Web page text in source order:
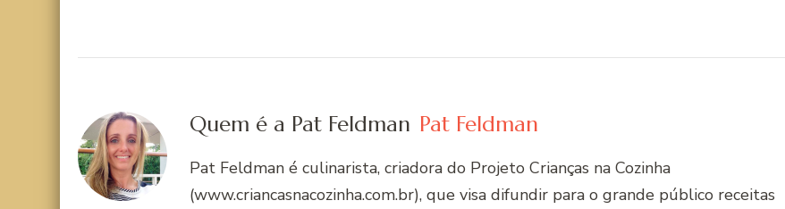
Quem é a Pat Feldman Pat Feldman
Pat Feldman é culinarista, criadora do Projeto Crianças na Cozinha
(www.criancasnacozinha.com.br), que visa difundir para o grande público receitas